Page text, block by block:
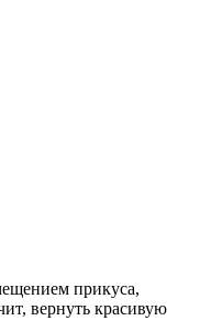
прикуса,
вернуть красивую